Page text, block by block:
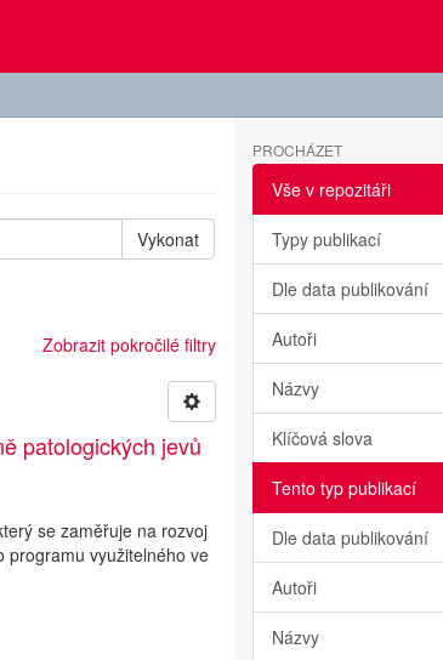
Vykonat
Zobrazit pokročilé filtry
patologických jevů
se zaměřuje na rozvoj
programu využitelného ve
PROCHÁZET
Vše v repozitáři
Typy publikací
Dle data publikování
Autoři
Názvy
Klíčová slova
Tento typ publikací
Dle data publikování
Autoři
Názvy